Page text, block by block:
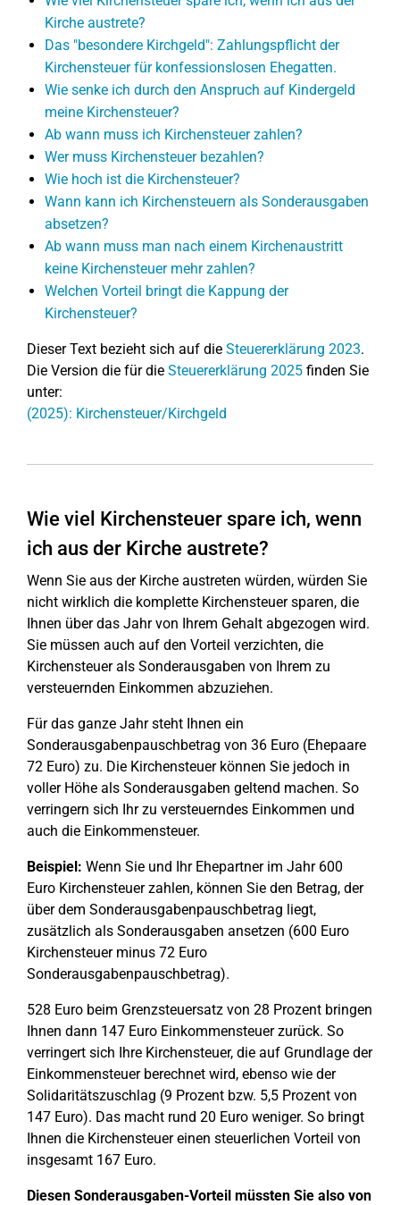
Kirche austrete?
Das "besondere Kirchgeld": Zahlungspflicht der
Kirchensteuer für konfessionslosen Ehegatten.
Wie senke ich durch den Anspruch auf Kindergeld
meine Kirchensteuer?
Ab wann muss ich Kirchensteuer zahlen?
Wer muss Kirchensteuer bezahlen?
Wie hoch ist die Kirchensteuer?
Wann kann ich Kirchensteuern als Sonderausgaben
absetzen?
Ab wann muss man nach einem Kirchenaustritt
keine Kirchensteuer mehr zahlen?
Welchen Vorteil bringt die Kappung der
Kirchensteuer?
Dieser Text bezieht sich auf die Steuererklärung 2023.
Die Version die für die Steuererklärung 2025 finden Sie
unter:
(2025): Kirchensteuer/Kirchgeld
Wie viel Kirchensteuer spare ich, wenn
ich aus der Kirche austrete?
Wenn Sie aus der Kirche austreten würden, würden Sie
nicht wirklich die komplette Kirchensteuer sparen, die
Ihnen über das Jahr von Ihrem Gehalt abgezogen wird.
Sie müssen auch auf den Vorteil verzichten, die
Kirchensteuer als Sonderausgaben von Ihrem zu
versteuernden Einkommen abzuziehen.
Für das ganze Jahr steht Ihnen ein
Sonderausgabenpauschbetrag von 36 Euro (Ehepaare
72 Euro) zu. Die Kirchensteuer können Sie jedoch in
voller Höhe als Sonderausgaben geltend machen. So
verringern sich Ihr zu versteuerndes Einkommen und
auch die Einkommensteuer.
Beispiel: Wenn Sie und Ihr Ehepartner im Jahr 600
Euro Kirchensteuer zahlen, können Sie den Betrag, der
über dem Sonderausgabenpauschbetrag liegt,
zusätzlich als Sonderausgaben ansetzen (600 Euro
Kirchensteuer minus 72 Euro
Sonderausgabenpauschbetrag).
528 Euro beim Grenzsteuersatz von 28 Prozent bringen
Ihnen dann 147 Euro Einkommensteuer zurück. So
verringert sich Ihre Kirchensteuer, die auf Grundlage der
Einkommensteuer berechnet wird, ebenso wie der
Solidaritätszuschlag (9 Prozent bzw. 5,5 Prozent von
147 Euro). Das macht rund 20 Euro weniger. So bringt
Ihnen die Kirchensteuer einen steuerlichen Vorteil von
insgesamt 167 Euro.
Diesen Sonderausgaben-Vorteil müssten Sie also von